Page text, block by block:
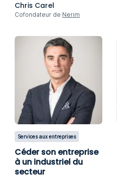
Chris Carel
Cofondateur de Nerim
Services aux entreprises
Céder son entreprise
à un industriel du
secteur